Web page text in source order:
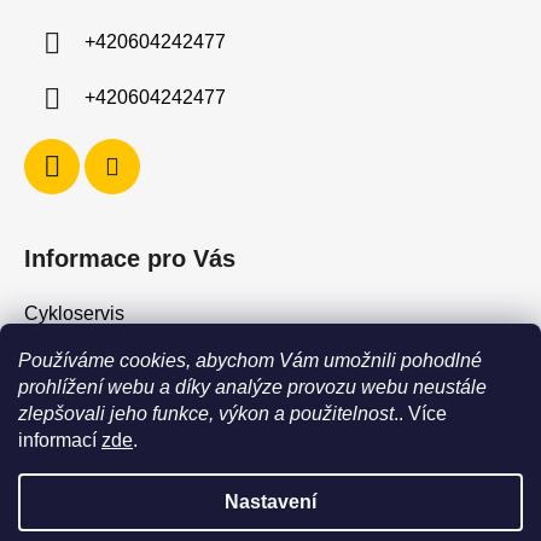
Používáme cookies, abychom Vám umožnili pohodlné
prohlížení webu a díky analýze provozu webu neustále
zlepšovali jeho funkce, výkon a použitelnost.. Více
informací zde.
Nastavení
POZOR - stav zboží SKLADEM neodpovídá stavu na prodejně. Při
+420604242477
+420604242477
Informace pro Vás
Cykloservis
Skiservis
Obchodní podmínky
Podmínky ochrany osobních údajů